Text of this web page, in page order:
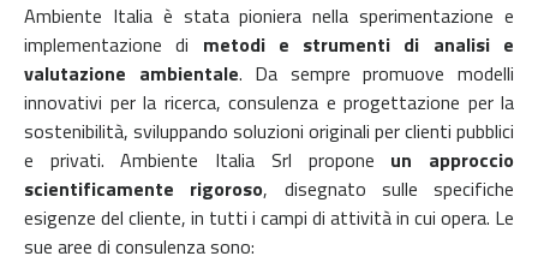
Ambiente Italia è stata pioniera nella sperimentazione e
implementazione di metodi e strumenti di analisi e
valutazione ambientale. Da sempre promuove modelli
innovativi per la ricerca, consulenza e progettazione per la
sostenibilità, sviluppando soluzioni originali per clienti pubblici
e privati.Ambiente Italia Srl propone un approccio
scientificamente rigoroso, disegnato sulle specifiche
esigenze del cliente, in tutti i campi di attività in cui opera. Le
sue aree di consulenza sono: